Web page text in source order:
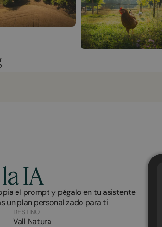
IA
el prompt y pégalo en tu asistente
un plan personalizado para ti
DESTINO
Vall Natura